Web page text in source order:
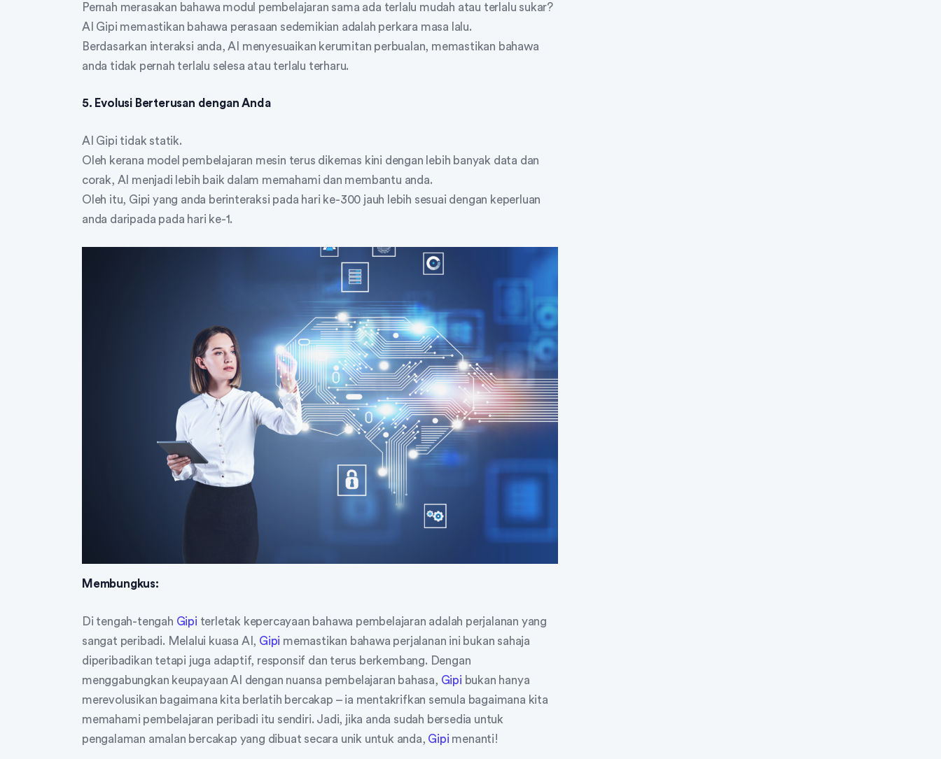
Pernah merasakan bahawa modul pembelajaran sama ada terlalu mudah atau terlalu sukar?
AI Gipi memastikan bahawa perasaan sedemikian adalah perkara masa lalu.
Berdasarkan interaksi anda, AI menyesuaikan kerumitan perbualan, memastikan bahawa
anda tidak pernah terlalu selesa atau terlalu terharu.
5. Evolusi Berterusan dengan Anda
AI Gipi tidak statik.
Oleh kerana model pembelajaran mesin terus dikemas kini dengan lebih banyak data dan
corak, AI menjadi lebih baik dalam memahami dan membantu anda.
Oleh itu, Gipi yang anda berinteraksi pada hari ke-300 jauh lebih sesuai dengan keperluan
anda daripada pada hari ke-1.
Membungkus:
Di tengah-tengah Gipi terletak kepercayaan bahawa pembelajaran adalah perjalanan yang
sangat peribadi. Melalui kuasa AI, Gipi memastikan bahawa perjalanan ini bukan sahaja
diperibadikan tetapi juga adaptif, responsif dan terus berkembang. Dengan
menggabungkan keupayaan AI dengan nuansa pembelajaran bahasa, Gipi bukan hanya
merevolusikan bagaimana kita berlatih bercakap – ia mentakrifkan semula bagaimana kita
memahami pembelajaran peribadi itu sendiri. Jadi, jika anda sudah bersedia untuk
pengalaman amalan bercakap yang dibuat secara unik untuk anda, Gipi menanti!